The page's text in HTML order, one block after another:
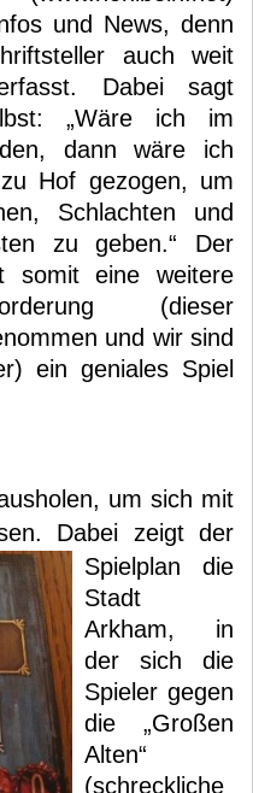
und News, denn
auch weit
Dabei sagt
„Wäre ich im
dann wäre ich
Hof gezogen, um
Schlachten und
zu geben.“ Der
somit eine weitere
(dieser
und wir sind
ein geniales Spiel
um sich mit
Dabei zeigt der
Spielplan die
Stadt
Arkham, in
der sich die
Spieler gegen
die „Großen
Alten“
(schreckliche